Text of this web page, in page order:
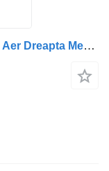
Suspension pneumatique Burduf de Aer Dreapta Mercedes-Benz Cod A9603200057 pour camion